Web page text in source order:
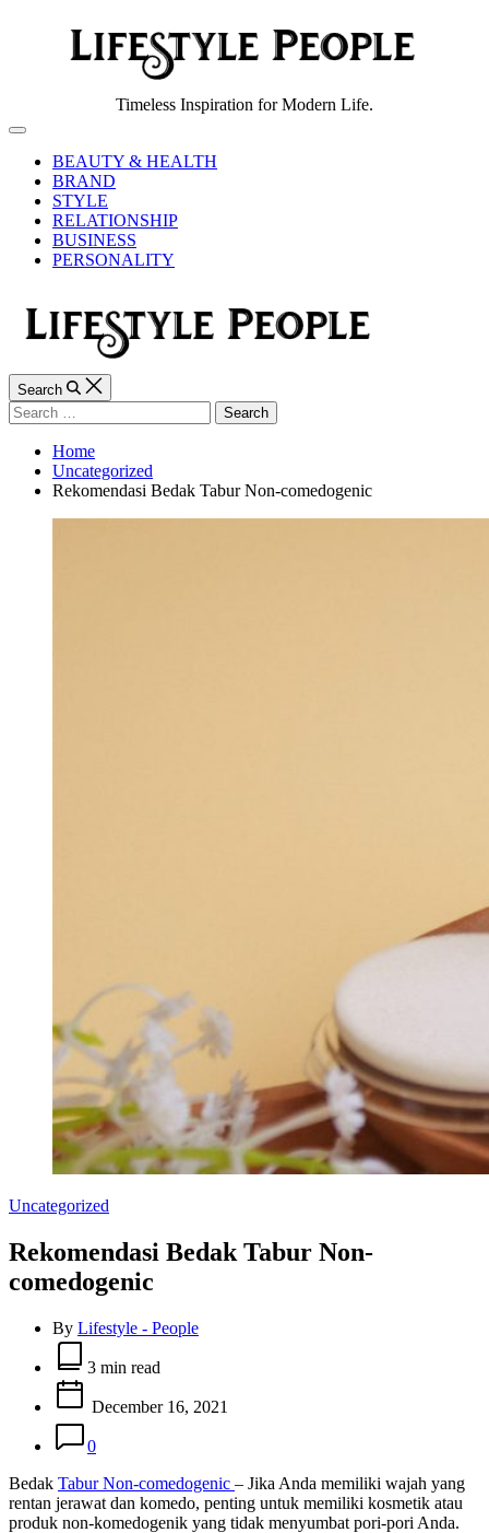
People
Timeless Inspiration for Modern Life.
Off
CanvasBEAUTY & HEALTH
BRAND
STYLE
RELATIONSHIP
BUSINESS
PERSONALITY
Search
Search
for:
Home
Uncategorized
Rekomendasi Bedak Tabur Non-comedogenic
Categories
Uncategorized
Rekomendasi Bedak Tabur Non-
comedogenic
By Lifestyle - People
Estimated
read
time
3 min read
December 16, 2021
0
Bedak Tabur Non-comedogenic – Jika Anda memiliki wajah yang
rentan jerawat dan komedo, penting untuk memiliki kosmetik atau
produk non-komedogenik yang tidak menyumbat pori-pori Anda.